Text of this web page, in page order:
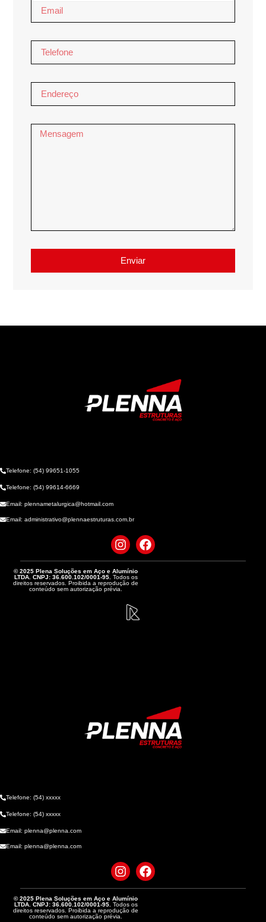
Enviar
Telefone: (54) 99651-1055
Telefone: (54) 99614-6669
Email: plennametalurgica@hotmail.com
Email: administrativo@plennaestruturas.com.br
© 2025 Plena Soluções em Aço e Alumínio
LTDA. CNPJ: 36.600.102/0001-95. Todos os
direitos reservados. Proibida a reprodução de
conteúdo sem autorização prévia.
Telefone: (54) xxxxx
Telefone: (54) xxxxx
Email: plenna@plenna.com
Email: plenna@plenna.com
© 2025 Plena Soluções em Aço e Alumínio
LTDA. CNPJ: 36.600.102/0001-95. Todos os
direitos reservados. Proibida a reprodução de
conteúdo sem autorização prévia.